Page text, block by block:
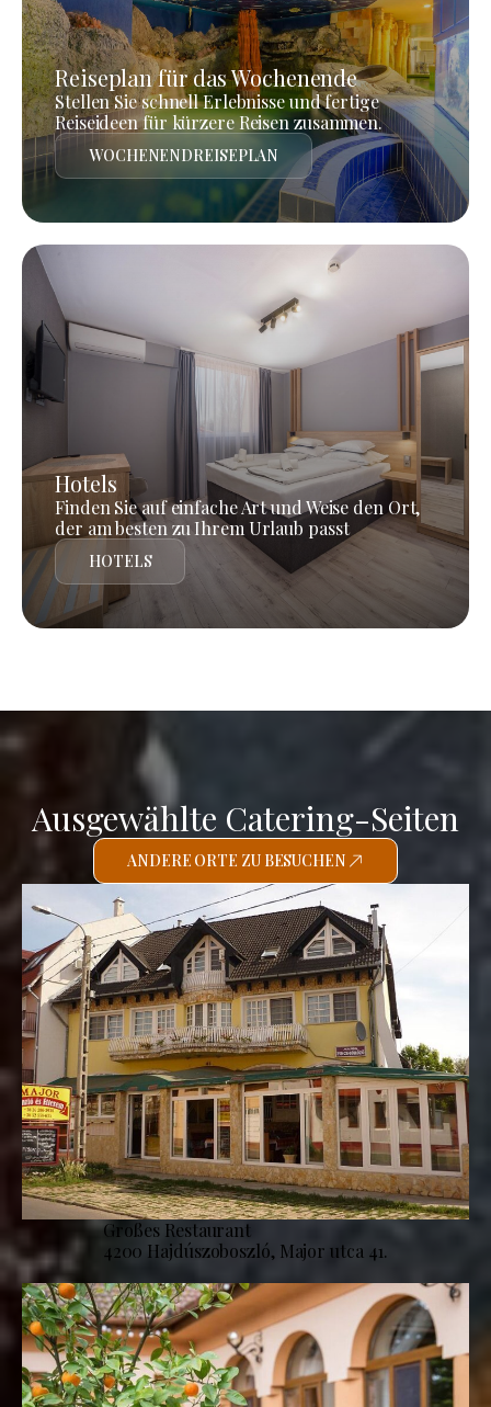
Reiseplan für das Wochenende
Stellen Sie schnell Erlebnisse und fertige
Reiseideen für kürzere Reisen zusammen.
WOCHENENDREISEPLAN
Hotels
Finden Sie auf einfache Art und Weise den Ort,
der am besten zu Ihrem Urlaub passt
HOTELS
Ausgewählte Catering-Seiten
ANDERE ORTE ZU BESUCHEN
Großes Restaurant
4200 Hajdúszoboszló, Major utca 41.